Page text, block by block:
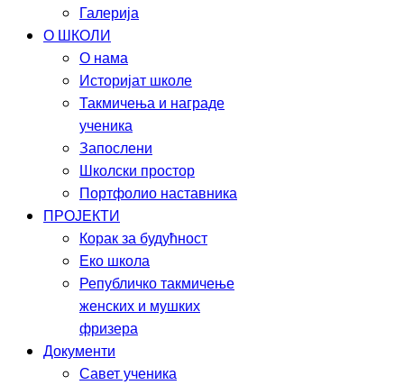
Галерија
О ШКОЛИ
О нама
Историјат школе
Такмичења и награде
ученика
Запослени
Школски простор
Портфолио наставника
ПРОЈЕКТИ
Корак за будућност
Еко школа
Републичко такмичење
женских и мушких
фризера
Документи
Савет ученика